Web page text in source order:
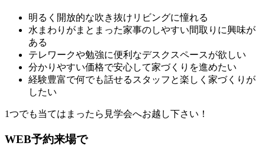
明るく開放的な吹き抜けリビングに憧れる
水まわりがまとまった家事のしやすい間取りに興味が
ある
テレワークや勉強に便利なデスクスペースが欲しい
分かりやすい価格で安心して家づくりを進めたい
経験豊富で何でも話せるスタッフと楽しく家づくりが
したい
1つでも当てはまったら見学会へお越し下さい！
WEB予約来場で